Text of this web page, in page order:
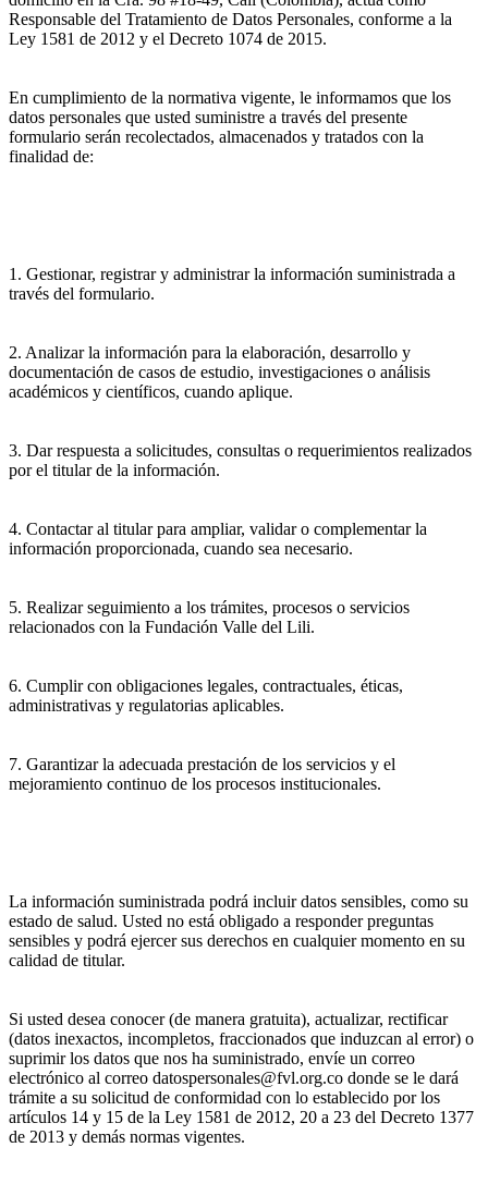
Responsable del Tratamiento de Datos Personales, conforme a la
Ley 1581 de 2012 y el Decreto 1074 de 2015.
En cumplimiento de la normativa vigente, le informamos que los
datos personales que usted suministre a través del presente
formulario serán recolectados, almacenados y tratados con la
finalidad de:
1. Gestionar, registrar y administrar la información suministrada a
través del formulario.
2. Analizar la información para la elaboración, desarrollo y
documentación de casos de estudio, investigaciones o análisis
académicos y científicos, cuando aplique.
3. Dar respuesta a solicitudes, consultas o requerimientos realizados
por el titular de la información.
4. Contactar al titular para ampliar, validar o complementar la
información proporcionada, cuando sea necesario.
5. Realizar seguimiento a los trámites, procesos o servicios
relacionados con la Fundación Valle del Lili.
6. Cumplir con obligaciones legales, contractuales, éticas,
administrativas y regulatorias aplicables.
7. Garantizar la adecuada prestación de los servicios y el
mejoramiento continuo de los procesos institucionales.
La información suministrada podrá incluir datos sensibles, como su
estado de salud. Usted no está obligado a responder preguntas
sensibles y podrá ejercer sus derechos en cualquier momento en su
calidad de titular.
Si usted desea conocer (de manera gratuita), actualizar, rectificar
(datos inexactos, incompletos, fraccionados que induzcan al error) o
suprimir los datos que nos ha suministrado, envíe un correo
electrónico al correo datospersonales@fvl.org.co donde se le dará
trámite a su solicitud de conformidad con lo establecido por los
artículos 14 y 15 de la Ley 1581 de 2012, 20 a 23 del Decreto 1377
de 2013 y demás normas vigentes.